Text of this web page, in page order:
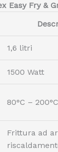
Easy Fry &
1,6 litri
1500 Watt
80°C – 200°C
Frittura ad